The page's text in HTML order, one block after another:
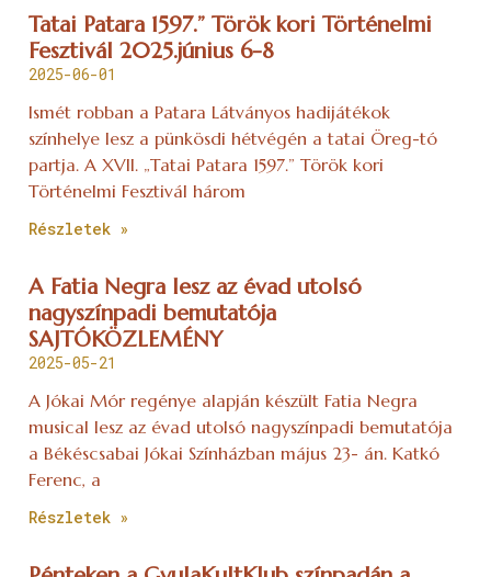
A Jókai Mór regénye alapján készült Fatia Negra
musical lesz az évad utolsó nagyszínpadi bemutatója
a Békéscsabai Jókai Színházban május 23- án. Katkó
Részletek »
Pénteken a GyulaKultKlub színpadán a
2025-01-30
Véletlencorp koncert Gyulán, az Erkel Ferenc
Művelődési Központ GyulaKultKlub színpadán, Január
31- én pénteken 21:00 órakor.
Részletek »
Egyszerre születésnapi és adventi az
Élőlánc különleges műsora
2024-12-13
Próza, vers, de főként zene. Egy gyönyörű, különleges
Szent József templom születésnapi ünnepségére az